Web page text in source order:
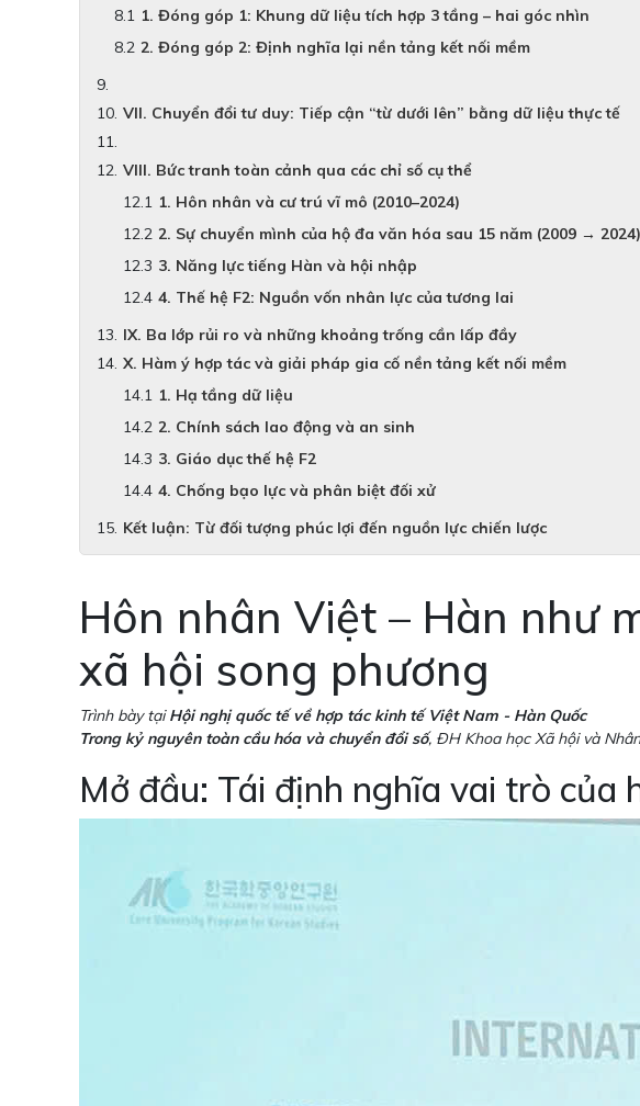
1. Đóng góp 1: Khung dữ liệu tích hợp 3 tầng – hai góc nhìn
2. Đóng góp 2: Định nghĩa lại nền tảng kết nối mềm
VII. Chuyển đổi tư duy: Tiếp cận “từ dưới lên” bằng dữ liệu thực tế
VIII. Bức tranh toàn cảnh qua các chỉ số cụ thể
1. Hôn nhân và cư trú vĩ mô (2010–2024)
2. Sự chuyển mình của hộ đa văn hóa sau 15 năm (2009 → 2024)
3. Năng lực tiếng Hàn và hội nhập
4. Thế hệ F2: Nguồn vốn nhân lực của tương lai
IX. Ba lớp rủi ro và những khoảng trống cần lấp đầy
X. Hàm ý hợp tác và giải pháp gia cố nền tảng kết nối mềm
1. Hạ tầng dữ liệu
2. Chính sách lao động và an sinh
3. Giáo dục thế hệ F2
4. Chống bạo lực và phân biệt đối xử
Kết luận: Từ đối tượng phúc lợi đến nguồn lực chiến lược
Hôn nhân Việt – Hàn như
xã hội song phương
Trình bày tạiHội nghị quốc tế về hợp tác kinh tế Việt Nam - Hàn Quốc
Trong kỷ nguyên toàn cầu hóa và chuyển đổi số, ĐH Khoa học Xã hội và
Mở đầu: Tái định nghĩa vai trò của